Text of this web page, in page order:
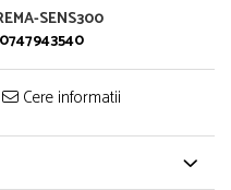
SENS300
0747943540
Cere informatii